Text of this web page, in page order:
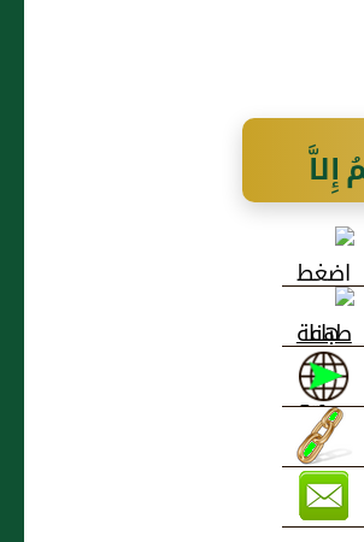
إِلاَّ